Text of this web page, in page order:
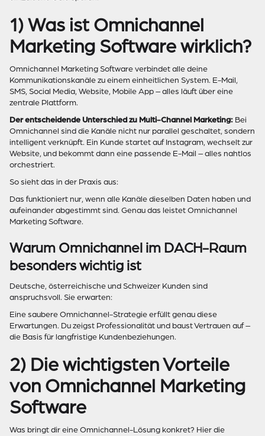
1) Was ist Omnichannel
Marketing Software wirklich?
Omnichannel Marketing Software verbindet alle deine
Kommunikationskanäle zu einem einheitlichen System. E-Mail,
SMS, Social Media, Website, Mobile App – alles läuft über eine
zentrale Plattform.
Der entscheidende Unterschied zu Multi-Channel Marketing: Bei
Omnichannel sind die Kanäle nicht nur parallel geschaltet, sondern
intelligent verknüpft. Ein Kunde startet auf Instagram, wechselt zur
Website, und bekommt dann eine passende E-Mail – alles nahtlos
orchestriert.
So sieht das in der Praxis aus:
Das funktioniert nur, wenn alle Kanäle dieselben Daten haben und
aufeinander abgestimmt sind. Genau das leistet Omnichannel
Marketing Software.
Warum Omnichannel im DACH-Raum
besonders wichtig ist
Deutsche, österreichische und Schweizer Kunden sind
anspruchsvoll. Sie erwarten:
Eine saubere Omnichannel-Strategie erfüllt genau diese
Erwartungen. Du zeigst Professionalität und baust Vertrauen auf –
die Basis für langfristige Kundenbeziehungen.
2) Die wichtigsten Vorteile
von Omnichannel Marketing
Software
Was bringt dir eine Omnichannel-Lösung konkret? Hier die